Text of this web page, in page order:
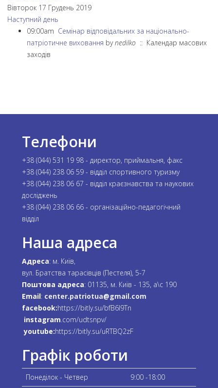
Вівторок 17 Грудень 2019
Наступний день
09:00am Семінар відповідальних за національно-
патріотичне виховання bynedilko :: Календар масових
заходів
Телефони
+38 (044) 531 19 98 - директор, приймальня, факс
+38 (044) 238 06 59 - відділ спортивного туризму
+38 (044) 238 06 67 - відділ краєзнавства та наукових
досліджень
+38 (044) 238 06 66 - організаційно-педагогічний
відділ
Наша адреса
Адреса: м. Київ,
вул. Братства тарасівців (Пестеля), 5-7
Поштова адреса: 01135, м. Київ - 135, а\с 190
Email: center.patriotua@gmail.com
facebook:https://bitly.su/bfB6l9Tn
instagram.com/udtsnpv/
youtube:https://bitly.su/uRTBQ2zF
Графік роботи
Понеділок - Четвер 9:00 -18:00